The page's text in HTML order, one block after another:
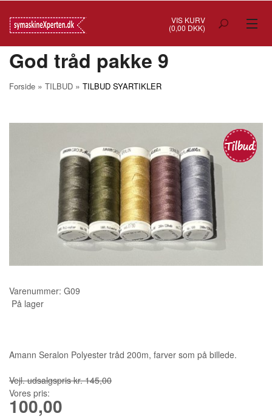
VIS KURV
(0,00 DKK)
TILBUD
BRODERIMASKINER
BRUGTE/DEMO
MASKIN TILBEHØR
SYTILBEHØR
KURSER
God tråd pakke 9
Forside » TILBUD » TILBUD SYARTIKLER
Varenummer: G09
På lager
Amann Seralon Polyester tråd 200m, farver som på billede.
Vejl. udsalgspris kr. 145,00
Vores pris:
100,00